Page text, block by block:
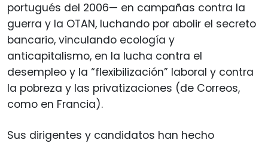
portugués del 2006— en campañas contra la
guerra y la OTAN, luchando por abolir el secreto
bancario, vinculando ecología y
anticapitalismo, en la lucha contra el
desempleo y la “flexibilización” laboral y contra
la pobreza y las privatizaciones (de Correos,
como en Francia).
Sus dirigentes y candidatos han hecho